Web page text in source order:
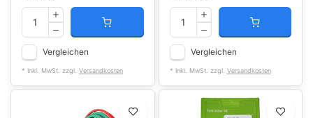
Vergleichen
* Inkl. MwSt. zzgl. Versandkosten
Vergleichen
* Inkl. MwSt. zzgl. Versandkosten